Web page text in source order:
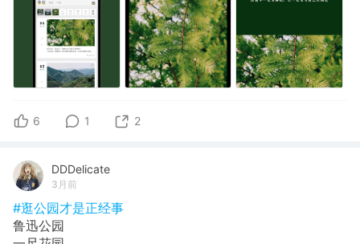
6 1 2
DDDelicate
3月前
#逛公园才是正经事
鲁迅公园